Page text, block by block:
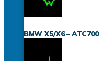
BMW X5/X6 – ATC700